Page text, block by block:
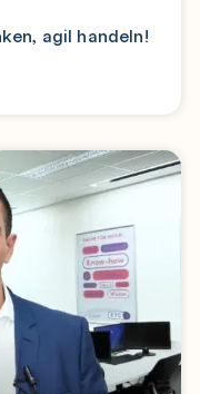
agil handeln!